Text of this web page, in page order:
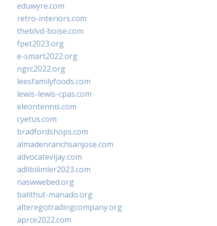
eduwyre.com
retro-interiors.com
theblvd-boise.com
fpet2023.org
e-smart2022.org
ngrc2022.org
leesfamilyfoods.com
lewis-lewis-cpas.com
eleontennis.com
cyetus.com
bradfordshops.com
almadenranchsanjose.com
advocatevijay.com
adlibilimler2023.com
naswwebed.org
balithut-manado.org
alteregotradingcompany.org
aprce2022.com